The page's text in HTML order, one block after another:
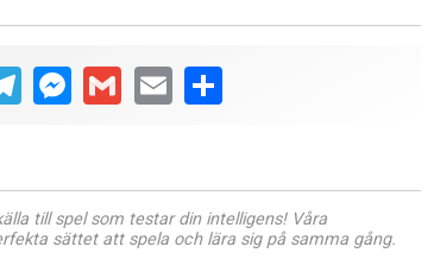
TelegramMessenger
Gmail Email
till spel som testar din intelligens! Våra
sättet att spela och lära sig på samma gång.